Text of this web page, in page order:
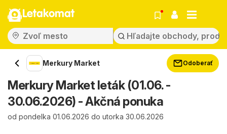
Letakomat
Merkury Market Odoberať
Merkury Market leták (01.06. -
30.06.2026) - Akčná ponuka
od pondelka 01.06.2026 do utorka 30.06.2026